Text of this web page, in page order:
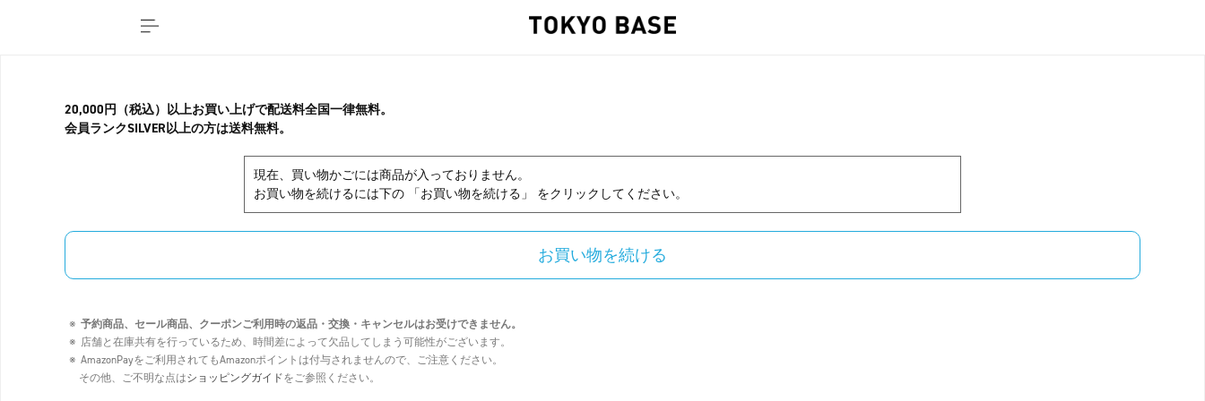
20,000円（税込）以上お買い上げで配送料全国一律無料。
会員ランクSILVER以上の方は送料無料。
現在、買い物かごには商品が入っておりません。
お買い物を続けるには下の 「お買い物を続ける」 をクリックしてください。
予約商品、セール商品、クーポンご利用時の返品・交換・キャンセルはお受けできません。
店舗と在庫共有を行っているため、時間差によって欠品してしまう可能性がございます。
AmazonPayをご利用されてもAmazonポイントは付与されませんので、ご注意ください。
その他、ご不明な点はショッピングガイドをご参照ください。